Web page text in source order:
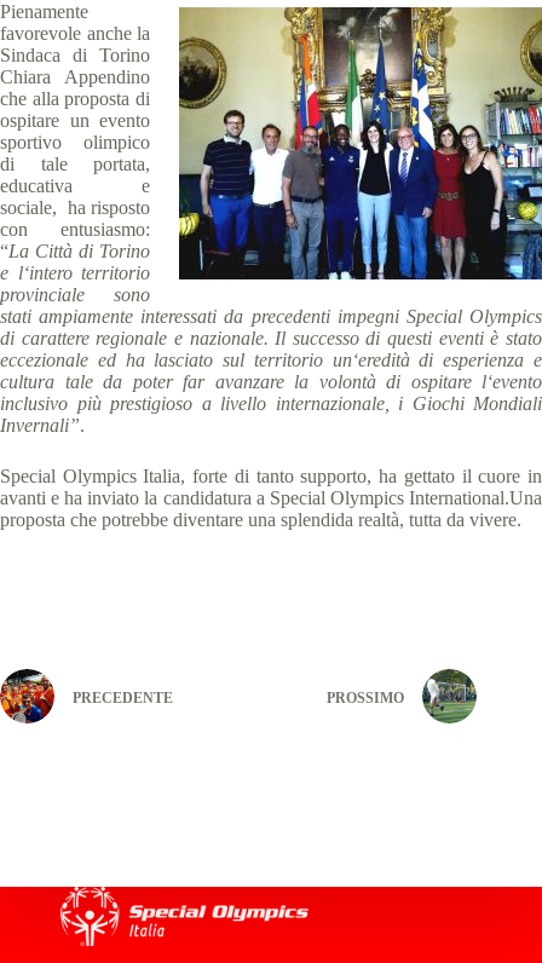
Pienamente
favorevole anche la
Sindaca di Torino
Chiara Appendino
che alla proposta di
ospitare un evento
sportivo olimpico
di tale portata,
educativa e
sociale, ha risposto
con entusiasmo:
“La Città di Torino
e l‘intero territorio
provinciale sono
statiampiamente interessatida precedenti impegni SpecialOlympics
di carattere regionale e nazionale. Il successodiquesti eventièstato
eccezionale ed ha lasciatosul territorio un‘ereditàdiesperienzae
cultura tale da poter far avanzare la volontà di ospitare l‘evento
inclusivo più prestigioso a livello internazionale, i Giochi Mondiali
Invernali”.
Special Olympics Italia, forte di tanto supporto, ha gettato il cuore in
avanti e ha inviato la candidatura a Special Olympics International.Una
proposta che potrebbe diventare una splendida realtà, tutta da vivere.
PRECEDENTE PROSSIMO